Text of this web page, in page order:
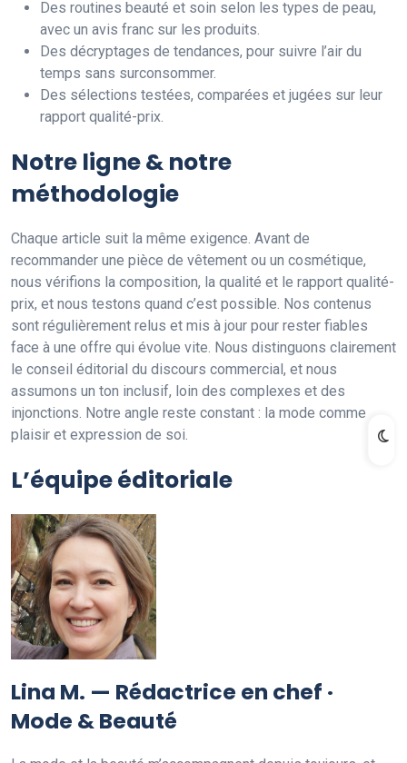
Des routines beauté et soin selon les types de peau,
avec un avis franc sur les produits.
Des décryptages de tendances, pour suivre l’air du
temps sans surconsommer.
Des sélections testées, comparées et jugées sur leur
rapport qualité-prix.
Notre ligne & notre
méthodologie
Chaque article suit la même exigence. Avant de
recommander une pièce de vêtement ou un cosmétique,
nous vérifions la composition, la qualité et le rapport qualité-
prix, et nous testons quand c’est possible. Nos contenus
sont régulièrement relus et mis à jour pour rester fiables
face à une offre qui évolue vite. Nous distinguons clairement
le conseil éditorial du discours commercial, et nous
assumons un ton inclusif, loin des complexes et des
injonctions. Notre angle reste constant : la mode comme
plaisir et expression de soi.
L’équipe éditoriale
Lina M. — Rédactrice en chef ·
Mode & Beauté